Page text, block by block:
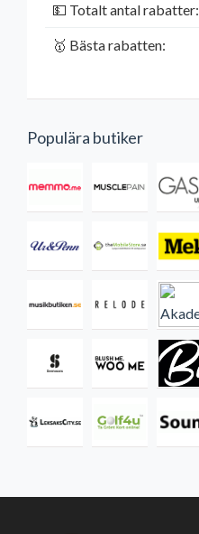
💵 Totalt antal rabatter:
🥇 Bästa rabatten:
Populära butiker